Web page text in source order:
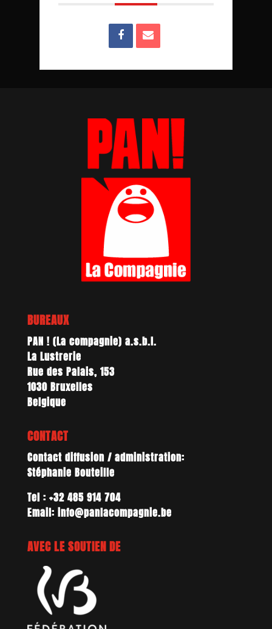
BUREAUX
PAN ! (La compagnie) a.s.b.l.
La Lustrerie
Rue des Palais, 153
1030 Bruxelles
Belgique
CONTACT
Contact diffusion / administration:
Stéphanie Bouteille
Tel : +32 485 914 704
Email: info@panlacompagnie.be
AVEC LE SOUTIEN DE